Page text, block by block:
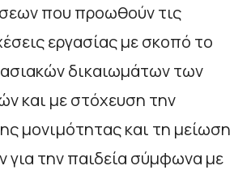
που προωθούν τις
εργασίας με σκοπό το
δικαιωμάτων των
και με στόχευση την
μονιμότητας και τη μείωση
την παιδεία σύμφωνα με